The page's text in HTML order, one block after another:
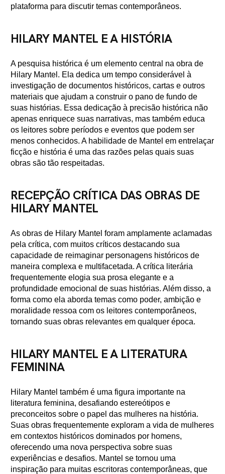
plataforma para discutir temas contemporâneos.
HILARY MANTEL E A HISTÓRIA
A pesquisa histórica é um elemento central na obra de
Hilary Mantel. Ela dedica um tempo considerável à
investigação de documentos históricos, cartas e outros
materiais que ajudam a construir o pano de fundo de
suas histórias. Essa dedicação à precisão histórica não
apenas enriquece suas narrativas, mas também educa
os leitores sobre períodos e eventos que podem ser
menos conhecidos. A habilidade de Mantel em entrelaçar
ficção e história é uma das razões pelas quais suas
obras são tão respeitadas.
RECEPÇÃO CRÍTICA DAS OBRAS DE
HILARY MANTEL
As obras de Hilary Mantel foram amplamente aclamadas
pela crítica, com muitos críticos destacando sua
capacidade de reimaginar personagens históricos de
maneira complexa e multifacetada. A crítica literária
frequentemente elogia sua prosa elegante e a
profundidade emocional de suas histórias. Além disso, a
forma como ela aborda temas como poder, ambição e
moralidade ressoa com os leitores contemporâneos,
tornando suas obras relevantes em qualquer época.
HILARY MANTEL E A LITERATURA
FEMININA
Hilary Mantel também é uma figura importante na
literatura feminina, desafiando estereótipos e
preconceitos sobre o papel das mulheres na história.
Suas obras frequentemente exploram a vida de mulheres
em contextos históricos dominados por homens,
oferecendo uma nova perspectiva sobre suas
experiências e desafios. Mantel se tornou uma
inspiração para muitas escritoras contemporâneas, que